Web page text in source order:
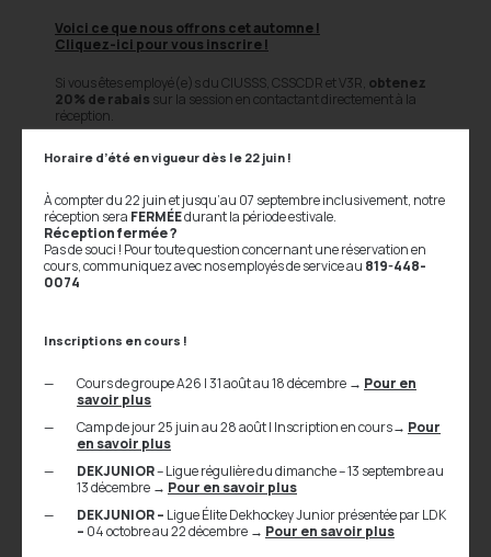
Voici ce que nous offrons cet automne !
Cliquez-ici pour vous inscrire !
Si vous êtes employé(e)s du CIUSSS, CSSCDR et V3R, obtenez
20% de rabais sur la session en contactant directement à la
réception.
Ceci est le contenu de la page des articles.
Rechercher par mot-clé...
Chercher par catégorie...
Horaire d’été en vigueur dès le 22 juin !
À compter du 22 juin et jusqu’au 07 septembre inclusivement, notre
réception sera FERMÉEdurant la période estivale.
Réception fermée ?
Pas de souci ! Pour toute question concernant une réservation en
cours, communiquez avec nos employés de service au 819-448-
0074
Inscriptions en cours !
Cours de groupe A26 | 31 août au 18 décembre → Pour en
savoir plus
Camp de jour 25 juin au 28 août | Inscription en cours→ Pour
en savoir plus
DEKJUNIOR– Ligue régulière du dimanche – 13 septembre au
13 décembre → Pour en savoir plus
DEKJUNIOR – Ligue Élite Dekhockey Junior présentée par LDK
– 04 octobre au 22 décembre → Pour en savoir plus